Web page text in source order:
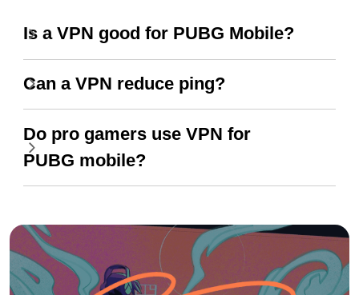
Is a VPN good for PUBG Mobile?
Can a VPN reduce ping?
Do pro gamers use VPN for
PUBG mobile?